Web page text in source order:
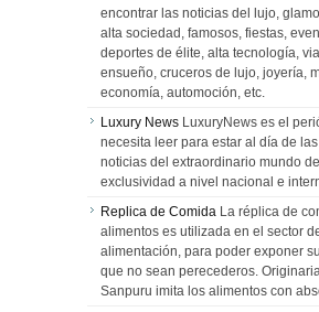
encontrar las noticias del lujo,
alta sociedad, famosos, fiestas,
deportes de élite, alta tecnología,
ensueño, cruceros de lujo, joyería,
economía, automoción, etc.
Luxury News LuxuryNews es el
necesita leer para estar al día de
noticias del extraordinario mundo
exclusividad a nivel nacional e
Replica de Comida La réplica de
alimentos es utilizada en el sector
alimentación, para poder exponer
que no sean perecederos.
Sanpuru imita los alimentos con